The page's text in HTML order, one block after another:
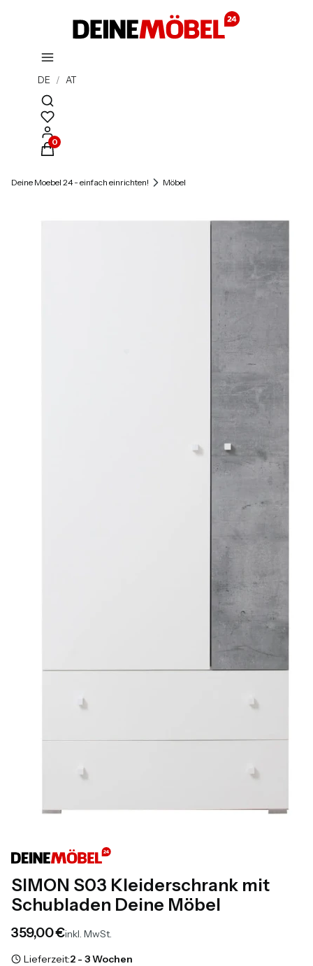
DE / AT
Suchmaschine öffnen
Produkte im Warenkorb: 0. Details anzeigen
Deine Moebel 24 - einfach einrichten! Möbel
SIMON S03 Kleiderschrank mit
Schubladen Deine Möbel
Preis
359,00 €inkl. MwSt.
Lieferzeit:2 - 3 Wochen